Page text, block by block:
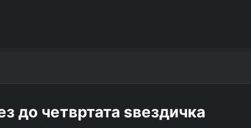
до четвртата ѕвездичка